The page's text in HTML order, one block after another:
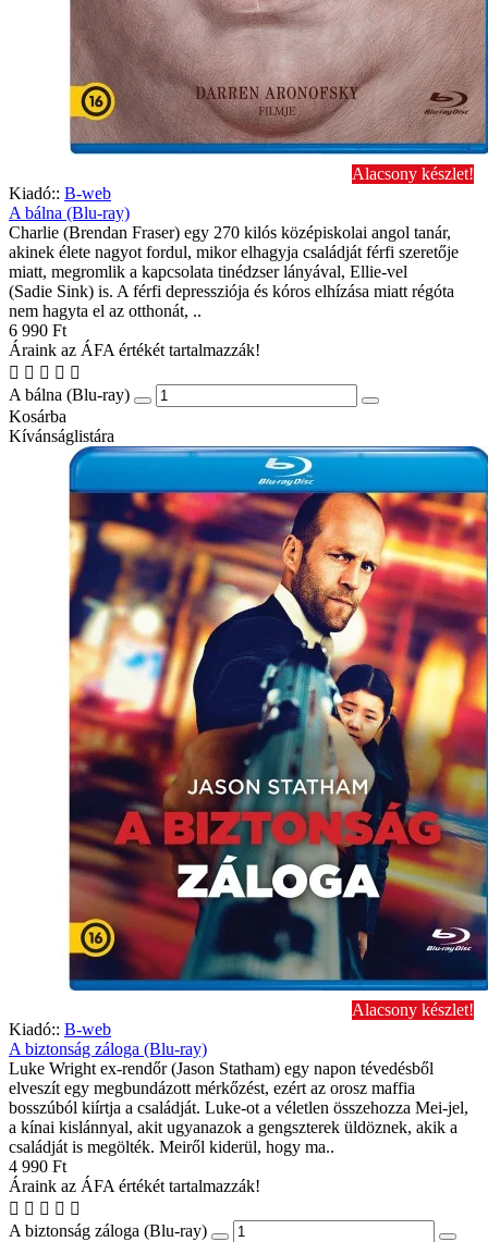
Alacsony készlet!
Kiadó:: B-web
A bálna (Blu-ray)
Charlie (Brendan Fraser) egy 270 kilós középiskolai angol tanár,
akinek élete nagyot fordul, mikor elhagyja családját férfi szeretője
miatt, megromlik a kapcsolata tinédzser lányával, Ellie-vel
(Sadie Sink) is. A férfi depressziója és kóros elhízása miatt régóta
nem hagyta el az otthonát, ..
6 990 Ft
Áraink az ÁFA értékét tartalmazzák!
A bálna (Blu-ray)
Kosárba
Kívánságlistára
Alacsony készlet!
Kiadó:: B-web
A biztonság záloga (Blu-ray)
Luke Wright ex-rendőr (Jason Statham) egy napon tévedésből
elveszít egy megbundázott mérkőzést, ezért az orosz maffia
bosszúból kiírtja a családját. Luke-ot a véletlen összehozza Mei-jel,
a kínai kislánnyal, akit ugyanazok a gengszterek üldöznek, akik a
családját is megölték. Meiről kiderül, hogy ma..
4 990 Ft
Áraink az ÁFA értékét tartalmazzák!
A biztonság záloga (Blu-ray)